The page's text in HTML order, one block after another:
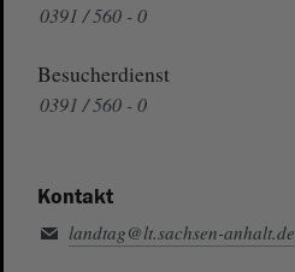
0391 / 560 - 0
Besucherdienst
0391 / 560 - 0
Kontakt
landtag@lt.sachsen-anhalt.de